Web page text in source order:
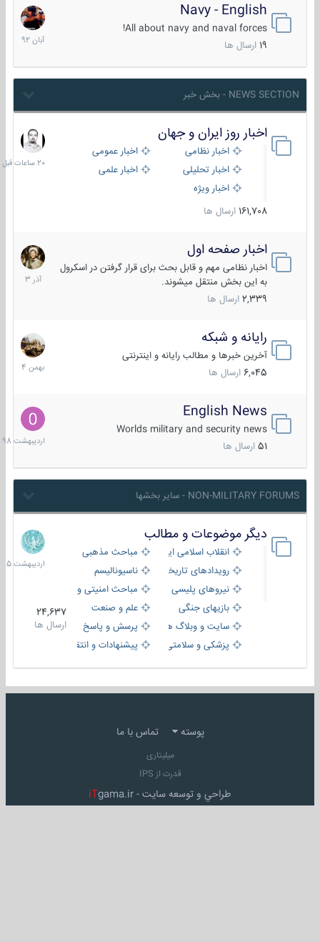
Navy - English
All about navy and naval forces!
ارسال ها
22
آبان
1392
NEWS SECTION - بخش خبر
اخبار روز ایران و جهان
اخبار نظامی
اخبار عمومی
اخبار تحلیلی
اخبار علمی
اخبار ویژه
161,708 ارسال ها
20
ساعات
قبل
اخبار صفحه اول
اخبار نظامی مهم و قابل بحث برای قرار گرفتن در اسکرول
به این بخش منتقل میشوند.
2,339 ارسال ها
7
آذر
1403
رایانه و شبکه
آخرین خبرها و مطالب رایانه و اینترنتی
6,045 ارسال ها
30
بهمن
1404
English News
Worlds military and security news
51 ارسال ها
10
1398
NON-MILITARY FORUMS - سایر بخشها
دیگر موضوعات و مطالب
انقلاب اسلامی ایران
مباحث مذهبی
رویدادهای تاریخی و مذهبیناسیونالیسم
نیروهای پلیسی
مباحث امنیتی و اطلاعاتی
بازیهای جنگی
علم و صنعت
سایت و وبلاگ ها
پرسش و پاسخ
پزشکی و سلامتی
پیشنهادات و انتقادات
24,637
ارسال ها
8
1405
پوسته تماس با ما
میلیتاری
قدرت از IPS
طراحي و توسعه سايت - iTgama.ir